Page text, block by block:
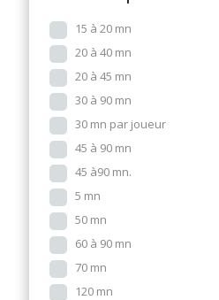
15 à 20 mn
20 à 40 mn
20 à 45 mn
30 à 90 mn
30 mn par joueur
45 à 90 mn
45 à90 mn.
5 mn
50 mn
60 à 90 mn
70 mn
120 mn